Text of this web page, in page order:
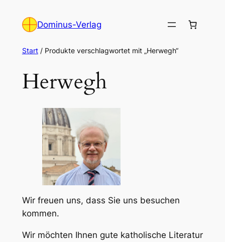
Inhalt
Dominus-Verlag
Start/ Produkte verschlagwortet mit „Herwegh“
Herwegh
Wir freuen uns, dass Sie uns besuchen
kommen.
Wir möchten Ihnen gute katholische Literatur